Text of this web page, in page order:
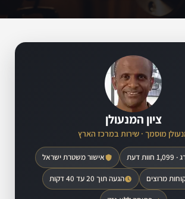
ציון המנעולן
מוסמך · שירות במרכז הארץ
אישור משטרת ישראל
הגעה תוך 20 עד 40 דקות